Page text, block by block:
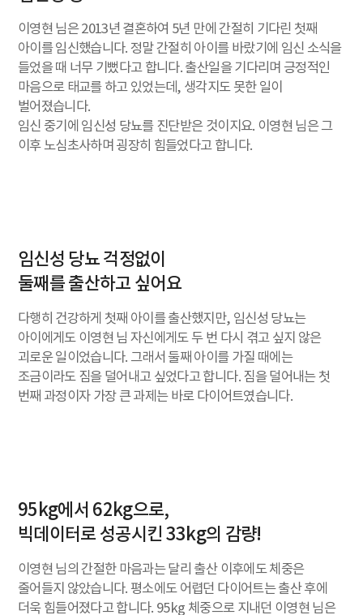
이영현 님은 2013년 결혼하여 5년 만에 간절히 기다린 첫째
아이를 임신했습니다. 정말 간절히 아이를 바랐기에 임신 소식을
들었을 때 너무 기뻤다고 합니다. 출산일을 기다리며 긍정적인
마음으로 태교를 하고 있었는데, 생각지도 못한 일이
벌어졌습니다.
임신 중기에 임신성 당뇨를 진단받은 것이지요. 이영현 님은 그
이후 노심초사하며 굉장히 힘들었다고 합니다.
임신성 당뇨 걱정없이
둘째를 출산하고 싶어요
다행히 건강하게 첫째 아이를 출산했지만, 임신성 당뇨는
아이에게도 이영현 님 자신에게도 두 번 다시 겪고 싶지 않은
괴로운 일이었습니다. 그래서 둘째 아이를 가질 때에는
조금이라도 짐을 덜어내고 싶었다고 합니다. 짐을 덜어내는 첫
번째 과정이자 가장 큰 과제는 바로 다이어트였습니다.
95kg에서 62kg으로,
빅데이터로 성공시킨 33kg의 감량!
이영현 님의 간절한 마음과는 달리 출산 이후에도 체중은
줄어들지 않았습니다. 평소에도 어렵던 다이어트는 출산 후에
더욱 힘들어졌다고 합니다. 95kg 체중으로 지내던 이영현 님은